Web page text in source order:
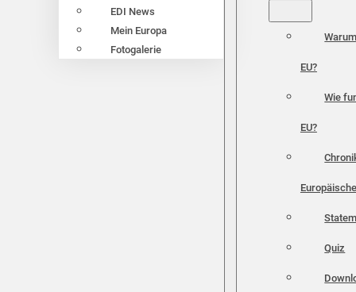
EDI News
Mein Europa
Fotogalerie
EU?
Wie
EU?
Quiz